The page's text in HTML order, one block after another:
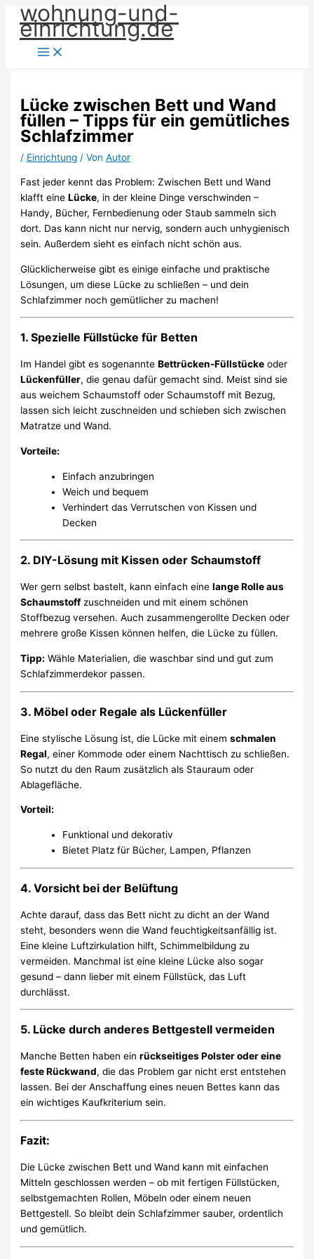
Zum
Inhalt
springen
wohnung-und-
einrichtung.de
Lücke zwischen Bett und Wand
füllen – Tipps für ein gemütliches
Schlafzimmer
/ Einrichtung / VonAutor
Fast jeder kennt das Problem: Zwischen Bett und Wand
klafft eineLücke, in der kleine Dinge verschwinden –
Handy, Bücher, Fernbedienung oder Staub sammeln sich
dort. Das kann nicht nur nervig, sondern auch unhygienisch
sein. Außerdem sieht es einfach nicht schön aus.
Glücklicherweise gibt es einige einfache und praktische
Lösungen, um diese Lücke zu schließen – und dein
Schlafzimmer noch gemütlicher zu machen!
1. Spezielle Füllstücke für Betten
Im Handel gibt es sogenannteBettrücken-Füllstücke oder
Lückenfüller, die genau dafür gemacht sind. Meist sind sie
aus weichem Schaumstoff oder Schaumstoff mit Bezug,
lassen sich leicht zuschneiden und schieben sich zwischen
Matratze und Wand.
Vorteile:
Einfach anzubringen
Weich und bequem
Verhindert das Verrutschen von Kissen und
Decken
2. DIY-Lösung mit Kissen oder Schaumstoff
Wer gern selbst bastelt, kann einfach einelange Rolle aus
Schaumstoff zuschneiden und mit einem schönen
Stoffbezug versehen. Auch zusammengerollte Decken oder
mehrere große Kissen können helfen, die Lücke zu füllen.
Tipp: Wähle Materialien, die waschbar sind und gut zum
Schlafzimmerdekor passen.
3. Möbel oder Regale als Lückenfüller
Eine stylische Lösung ist, die Lücke mit einemschmalen
Regal, einer Kommode oder einem Nachttisch zu schließen.
So nutzt du den Raum zusätzlich als Stauraum oder
Ablagefläche.
Vorteil:
Funktional und dekorativ
Bietet Platz für Bücher, Lampen, Pflanzen
4. Vorsicht bei der Belüftung
Achte darauf, dass das Bett nicht zu dicht an der Wand
steht, besonders wenn die Wand feuchtigkeitsanfällig ist.
Eine kleine Luftzirkulation hilft, Schimmelbildung zu
vermeiden. Manchmal ist eine kleine Lücke also sogar
gesund – dann lieber mit einem Füllstück, das Luft
durchlässt.
5. Lücke durch anderes Bettgestell vermeiden
Manche Betten haben einrückseitiges Polster oder eine
feste Rückwand, die das Problem gar nicht erst entstehen
lassen. Bei der Anschaffung eines neuen Bettes kann das
ein wichtiges Kaufkriterium sein.
Fazit:
Die Lücke zwischen Bett und Wand kann mit einfachen
Mitteln geschlossen werden – ob mit fertigen Füllstücken,
selbstgemachten Rollen, Möbeln oder einem neuen
Bettgestell. So bleibt dein Schlafzimmer sauber, ordentlich
und gemütlich.